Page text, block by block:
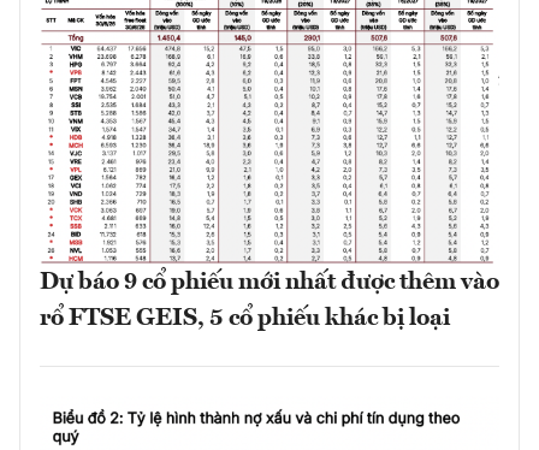
Dự báo 9 cổ phiếu mới nhất được thêm vào
rổ FTSE GEIS, 5 cổ phiếu khác bị loại